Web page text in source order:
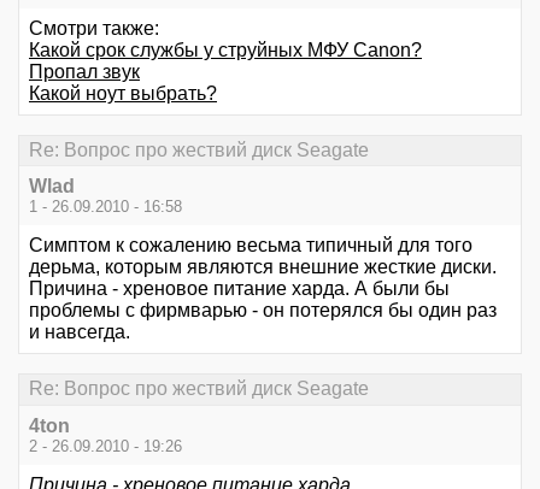
Смотри также:
Какой срок службы у струйных МФУ Canon?
Пропал звук
Какой ноут выбрать?
Re: Вопрос про жествий диск Seagate
Wlad
1 - 26.09.2010 - 16:58
Симптом к сожалению весьма типичный для того
дерьма, которым являются внешние жесткие диски.
Причина - хреновое питание харда. А были бы
проблемы с фирмварью - он потерялся бы один раз
и навсегда.
Re: Вопрос про жествий диск Seagate
4ton
2 - 26.09.2010 - 19:26
Причина - хреновое питание харда